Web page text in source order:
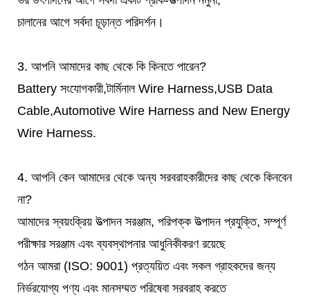
চালানের আগে সর্বদা চূড়ান্ত পরিদর্শন।
3. আপনি আমাদের কাছ থেকে কি কিনতে পারেন?
Battery সংযোগকারী,টার্মিনাল Wire Harness,USB Data
Cable,Automotive Wire Harness and New Energy
Wire Harness.
4. আপনি কেন আমাদের থেকে অন্য সরবরাহকারীদের কাছ থেকে কিনবেন
না?
আমাদের স্বয়ংক্রিয় উত্পাদন সরঞ্জাম, পরিপক্ক উত্পাদন প্রযুক্তি, সম্পূর্ণ
পরীক্ষার সরঞ্জাম এবং ব্যবস্থাপনার আধুনিকীকরণ রয়েছে
গঠন আমরা (ISO: 9001) প্রত্যয়িত এবং সকল গ্রাহকদের জন্য
নির্ভরযোগ্য পণ্য এবং মানসম্মত পরিষেবা সরবরাহ করতে